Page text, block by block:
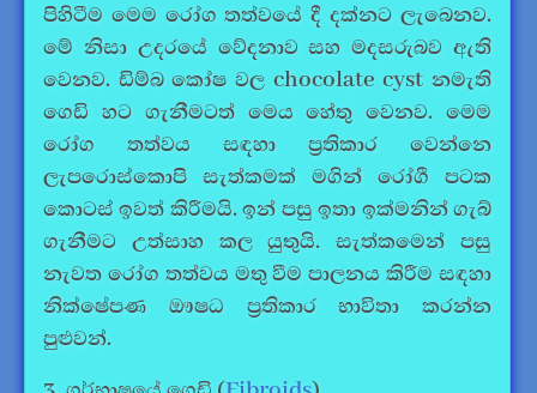
පිහිටීම මෙම රෝග තත්වයේ දී දක්නට ලැබෙනව.
මේ නිසා උදරයේ වේදනාව සහ මදසරුබව ඇති
වෙනව. ඩිම්බ කෝෂ වල chocolate cyst නමැති
ගෙඩි හට ගැනීමටත් මෙය හේතු වෙනව. මෙම
රෝග තත්වය සඳහා ප්‍රතිකාර වෙන්නෙ
ලැපරොස්කොපි සැත්කමක් මගින් රෝගී පටක
කොටස් ඉවත් කිරීමයි. ඉන් පසු ඉතා ඉක්මනින් ගැබ්
ගැනීමට උත්සාහ කල යුතුයි. සැත්කමෙන් පසු
නැවත රෝග තත්වය මතු වීම පාලනය කිරීම සඳහා
නික්ෂේපණ ඖෂධ ප්‍රතිකාර භාවිතා කරන්න
පුළුවන්.